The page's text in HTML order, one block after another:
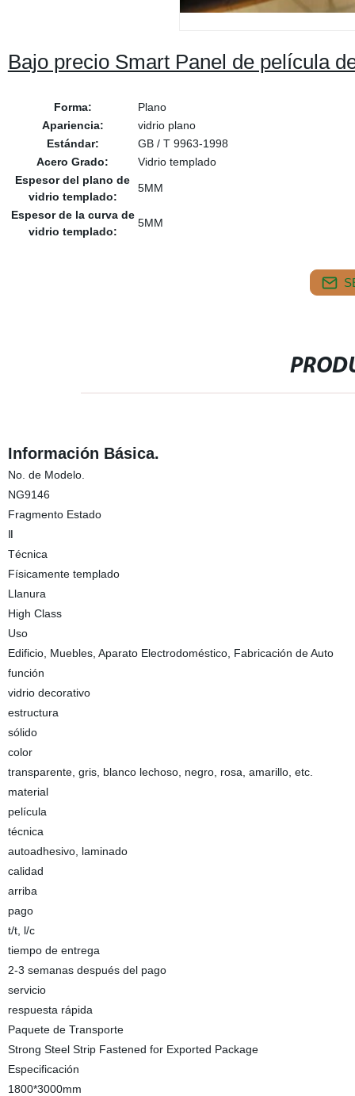
Bajo precio Smart Panel de película
Forma:
Plano
Apariencia:
vidrio plano
Estándar:
GB / T 9963-1998
Acero Grado:
Vidrio templado
Espesor del plano de
vidrio templado:
5MM
Espesor de la curva de
vidrio templado:
5MM
Información Básica.
No. de Modelo.
NG9146
Fragmento Estado
Ⅱ
Técnica
Físicamente templado
Llanura
High Class
Uso
Edificio, Muebles, Aparato Electrodoméstico, Fabricación de Auto
función
vidrio decorativo
estructura
sólido
color
transparente, gris, blanco lechoso, negro, rosa, amarillo, etc.
material
película
técnica
autoadhesivo, laminado
calidad
arriba
pago
t/t, l/c
tiempo de entrega
2-3 semanas después del pago
servicio
respuesta rápida
Paquete de Transporte
Strong Steel Strip Fastened for Exported Package
Especificación
1800*3000mm